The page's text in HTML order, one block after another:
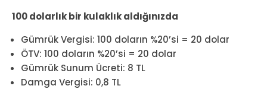
100 dolarlık bir kulaklık aldığınızda
Gümrük Vergisi: 100 doların %20’si = 20 dolar
ÖTV: 100 doların %20’si = 20 dolar
Gümrük Sunum Ücreti: 8 TL
Damga Vergisi: 0,8 TL